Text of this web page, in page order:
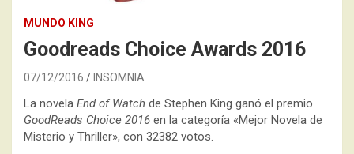
MUNDO KING
Goodreads Choice Awards 2016
07/12/2016 INSOMNIA
La novela End of Watch de Stephen King ganó el premio
GoodReads Choice 2016 en la categoría «Mejor Novela de
Misterio y Thriller», con 32382 votos.